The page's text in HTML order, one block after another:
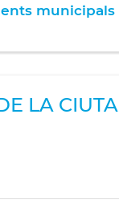
LA